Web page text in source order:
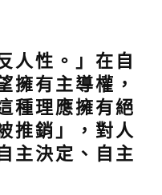
性。」在自
擁有主導權，
種理應擁有絕
推銷」，對人
主決定、自主